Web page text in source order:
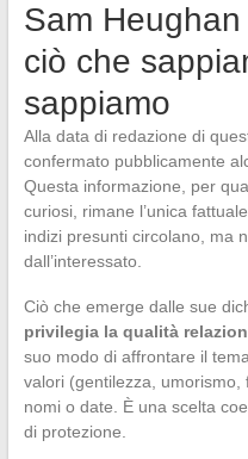
Sam
ciò che
sappiamo
Alla data di redazione di
confermato pubblicamente
Questa informazione, per
curiosi, rimane l’unica
indizi presunti circolano, ma
dall’interessato.
Ciò che emerge dalle sue
privilegia la qualità
suo modo di affrontare il
valori (gentilezza,
nomi o date. È una scelta
di protezione.